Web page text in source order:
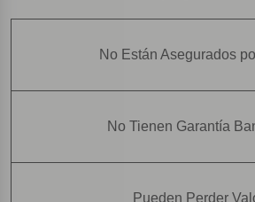
No Están Asegurados
No Tienen Garantía
Pueden Perder